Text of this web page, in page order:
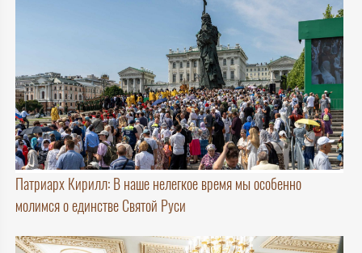
Патриарх Кирилл: В наше нелегкое время мы особенно
молимся о единстве Святой Руси